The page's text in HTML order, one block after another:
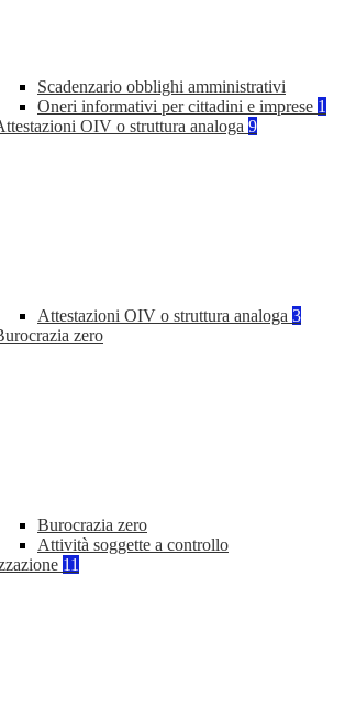
Scadenzario obblighi amministrativi
Oneri informativi per cittadini e imprese 1
OIV o struttura analoga 9
Attestazioni OIV o struttura analoga 3
zero
Burocrazia zero
Attività soggette a controllo
11